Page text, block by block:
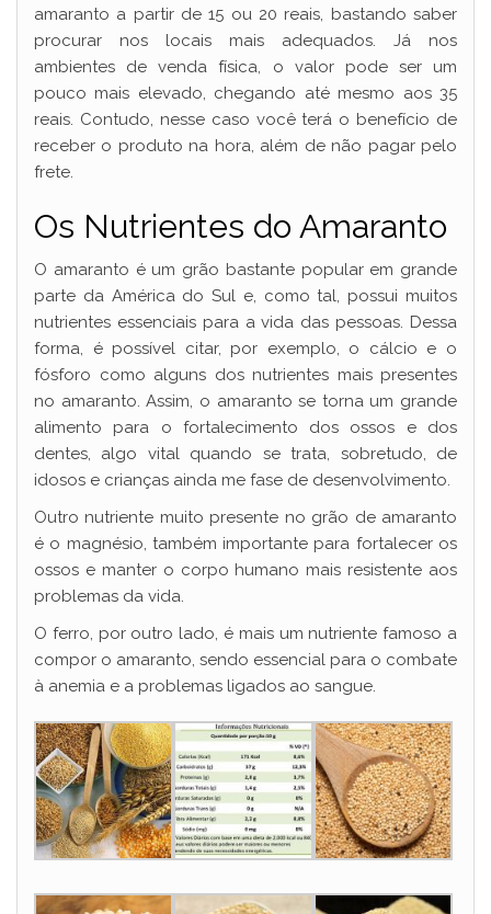
amaranto a partir de 15 ou 20 reais, bastando saber
procurar nos locais mais adequados. Já nos
ambientes de venda física, o valor pode ser um
pouco mais elevado, chegando até mesmo aos 35
reais. Contudo, nesse caso você terá o benefício de
receber o produto na hora, além de não pagar pelo
frete.
Os Nutrientes do Amaranto
O amaranto é um grão bastante popular em grande
parte da América do Sul e, como tal, possui muitos
nutrientes essenciais para a vida das pessoas. Dessa
forma, é possível citar, por exemplo, o cálcio e o
fósforo como alguns dos nutrientes mais presentes
no amaranto. Assim, o amaranto se torna um grande
alimento para o fortalecimento dos ossos e dos
dentes, algo vital quando se trata, sobretudo, de
idosos e crianças ainda me fase de desenvolvimento.
Outro nutriente muito presente no grão de amaranto
é o magnésio, também importante para fortalecer os
ossos e manter o corpo humano mais resistente aos
problemas da vida.
O ferro, por outro lado, é mais um nutriente famoso a
compor o amaranto, sendo essencial para o combate
à anemia e a problemas ligados ao sangue.